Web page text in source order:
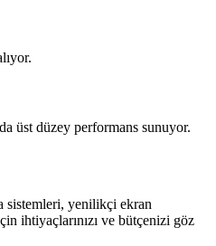
üst düzey performans sunuyor.
sistemleri, yenilikçi ekran
ihtiyaçlarınızı ve bütçenizi göz